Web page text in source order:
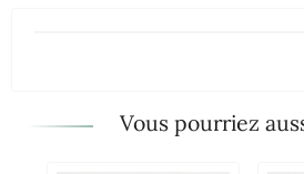
Vous pourriez